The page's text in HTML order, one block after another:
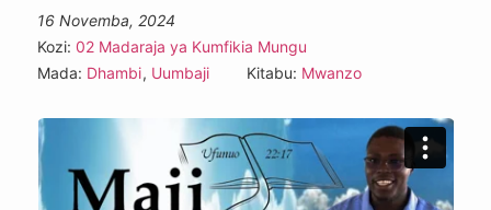
16 Novemba, 2024
Kozi: 02 Madaraja ya Kumfikia Mungu
Mada: Dhambi, Uumbaji Kitabu: Mwanzo